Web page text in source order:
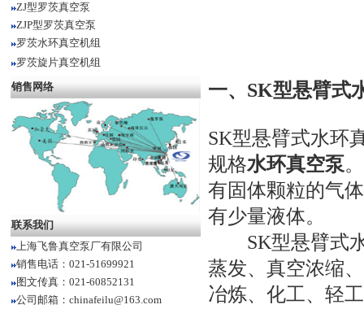
ZJ型罗茨真空泵
ZJP型罗茨真空泵
罗茨水环真空机组
罗茨旋片真空机组
销售网络
联系我们
上海飞鲁真空泵厂有限公司
销售电话：021-51699921
图文传真：021-60852131
公司邮箱：chinafeilu@163.com
一、 SK型悬臂式
SK型悬臂式水环
规格水环真空泵
有固体颗粒的气
有少量液体。
SK型悬臂式
蒸发、真空浓缩
冶炼、化工、轻